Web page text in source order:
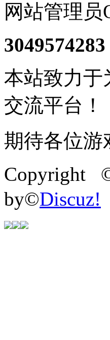
网站管理
3049574283
本站致力于
交流平台！
期待各位游
Copyright
by©Discuz!